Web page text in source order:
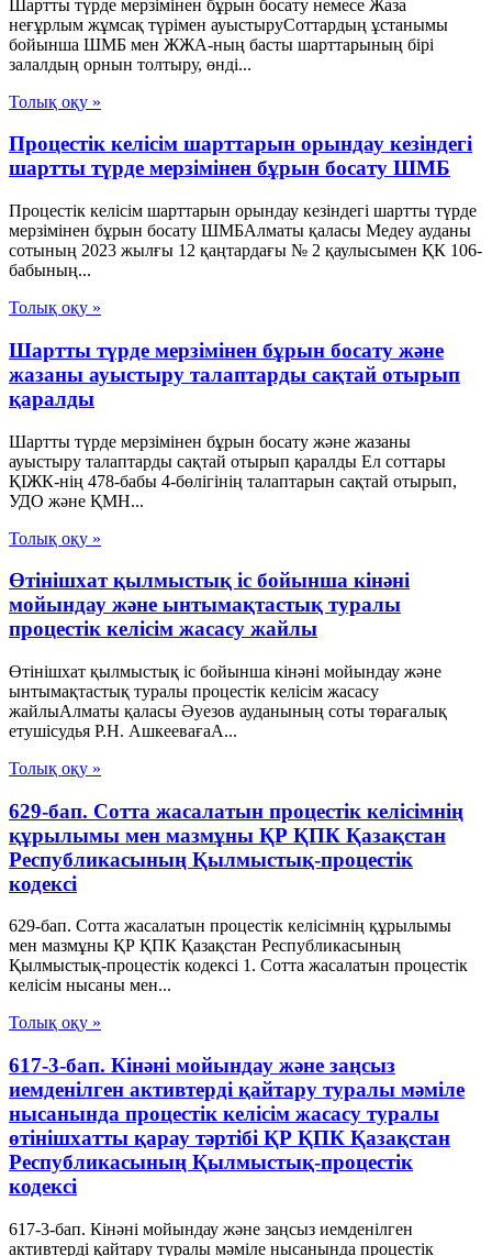
Шартты түрде мерзімінен бұрын босату немесе Жаза
неғұрлым жұмсақ түрімен ауыстыруСоттардың ұстанымы
бойынша ШМБ мен ЖЖА-ның басты шарттарының бірі
залалдың орнын толтыру, өнді...
Толық оқу »
Процестік келісім шарттарын орындау кезіндегі
шартты түрде мерзімінен бұрын босату ШМБ
Процестік келісім шарттарын орындау кезіндегі шартты түрде
мерзімінен бұрын босату ШМБАлматы қаласы Медеу ауданы
сотының 2023 жылғы 12 қаңтардағы № 2 қаулысымен ҚК 106-
бабының...
Толық оқу »
Шартты түрде мерзімінен бұрын босату және
жазаны ауыстыру талаптарды сақтай отырып
қаралды
Шартты түрде мерзімінен бұрын босату және жазаны
ауыстыру талаптарды сақтай отырып қаралды Ел соттары
ҚІЖК-нің 478-бабы 4-бөлігінің талаптарын сақтай отырып,
УДО және ҚМН...
Толық оқу »
Өтінішхат қылмыстық іс бойынша кінәні
мойындау және ынтымақтастық туралы
процестік келісім жасасу жайлы
Өтінішхат қылмыстық іс бойынша кінәні мойындау және
ынтымақтастық туралы процестік келісім жасасу
жайлыАлматы қаласы Әуезов ауданының соты төрағалық
етушісудья Р.Н. АшкеевағаА...
Толық оқу »
629-бап. Сотта жасалатын процестік келісімнің
құрылымы мен мазмұны ҚР ҚПК Қазақстан
Республикасының Қылмыстық-процестік
кодексi
629-бап. Сотта жасалатын процестік келісімнің құрылымы
мен мазмұны ҚР ҚПК Қазақстан Республикасының
Қылмыстық-процестік кодексi 1. Сотта жасалатын процестік
келісім нысаны мен...
Толық оқу »
617-3-бап. Кінәні мойындау және заңсыз
иемденілген активтерді қайтару туралы мәміле
нысанында процестік келісім жасасу туралы
өтінішхатты қарау тәртібі ҚР ҚПК Қазақстан
Республикасының Қылмыстық-процестік
кодексi
617-3-бап. Кінәні мойындау және заңсыз иемденілген
активтерді қайтару туралы мәміле нысанында процестік